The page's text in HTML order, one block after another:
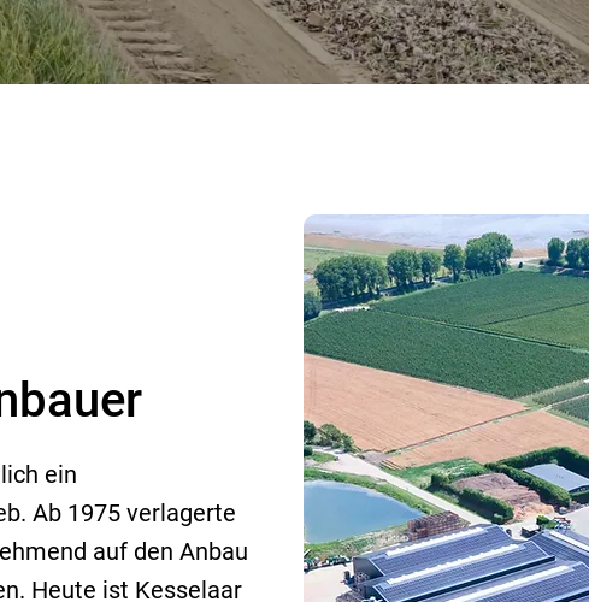
ein
Ab 1975 verlagerte
auf den Anbau
Heute ist Kesselaar